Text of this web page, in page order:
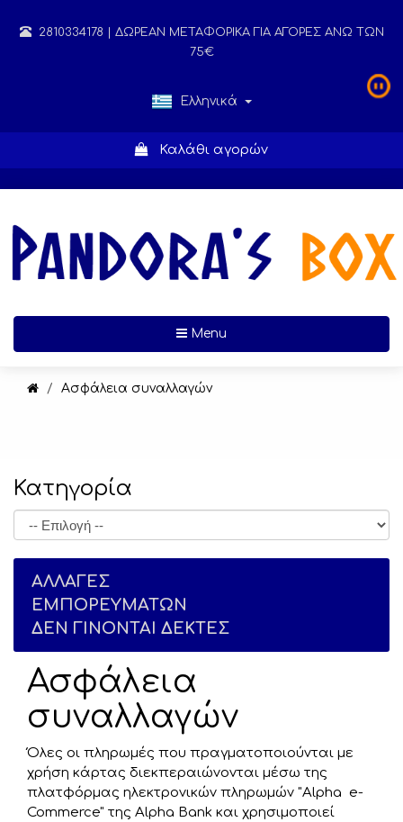
2810334178 | ΔΩΡΕΑΝ ΜΕΤΑΦΟΡΙΚΑ ΓΙΑ ΑΓΟΡΕΣ ΑΝΩ ΤΩΝ
75€
Ελληνικά
Καλάθι αγορών
Menu
Ασφάλεια συναλλαγών
Κατηγορία
ΑΛΛΑΓΕΣ
ΕΜΠΟΡΕΥΜΑΤΩΝ
ΔΕΝ ΓΙΝΟΝΤΑΙ ΔΕΚΤΕΣ
Ασφάλεια
συναλλαγών
Όλες οι πληρωμές που πραγματοποιούνται με
χρήση κάρτας διεκπεραιώνονται μέσω της
πλατφόρμας ηλεκτρονικών πληρωμών "Alpha e-
Commerce" της Alpha Bank και χρησιμοποιεί